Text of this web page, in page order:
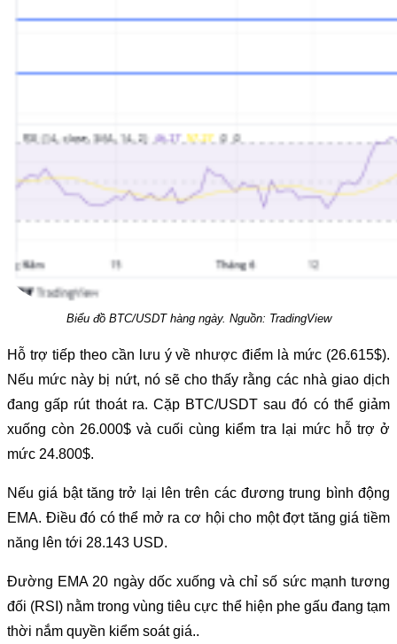
Biểu đồ BTC/USDT hàng ngày. Nguồn: TradingView
Hỗ trợ tiếp theo cần lưu ý về nhược điểm là mức (26.615$).
Nếu mức này bị nứt, nó sẽ cho thấy rằng các nhà giao dịch
đang gấp rút thoát ra. Cặp BTC/USDT sau đó có thể giảm
xuống còn 26.000$ và cuối cùng kiểm tra lại mức hỗ trợ ở
mức 24.800$.
Nếu giá bật tăng trở lại lên trên các đương trung bình động
EMA. Điều đó có thể mở ra cơ hội cho một đợt tăng giá tiềm
năng lên tới 28.143 USD.
Đường EMA 20 ngày dốc xuống và chỉ số sức mạnh tương
đối (RSI) nằm trong vùng tiêu cực thể hiện phe gấu đang tạm
thời nắm quyền kiểm soát giá..